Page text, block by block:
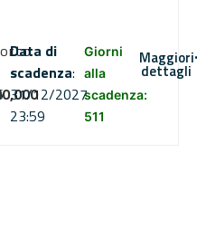
Data di
scadenza:
31/12/2027
23:59
Giorni
alla
scadenza:
511
Maggiori
dettagli